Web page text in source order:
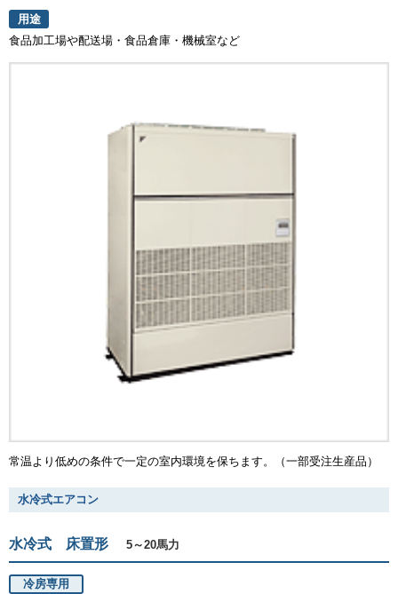
用途
食品加工場や配送場・食品倉庫・機械室など
常温より低めの条件で一定の室内環境を保ちます。（一部受注生産品）
水冷式エアコン
水冷式 床置形 5～20馬力
冷房専用